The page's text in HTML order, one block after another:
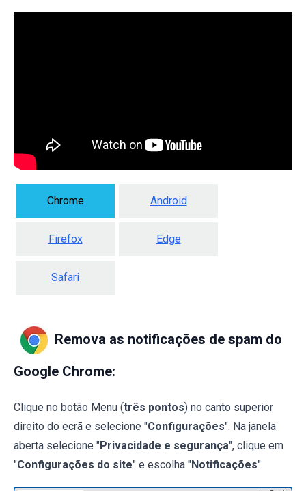
Chrome Android
Firefox Edge
Safari
Remova as notificações de spam do
Google Chrome:
Clique no botão Menu (três pontos) no canto superior
direito do ecrã e selecione "Configurações". Na janela
aberta selecione "Privacidade e segurança", clique em
"Configurações do site" e escolha "Notificações".